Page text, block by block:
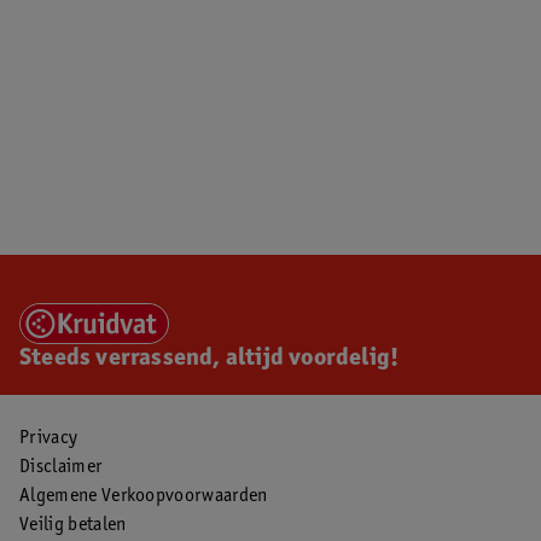
Steeds verrassend, altijd voordelig!
Privacy
Disclaimer
Algemene Verkoopvoorwaarden
Veilig betalen